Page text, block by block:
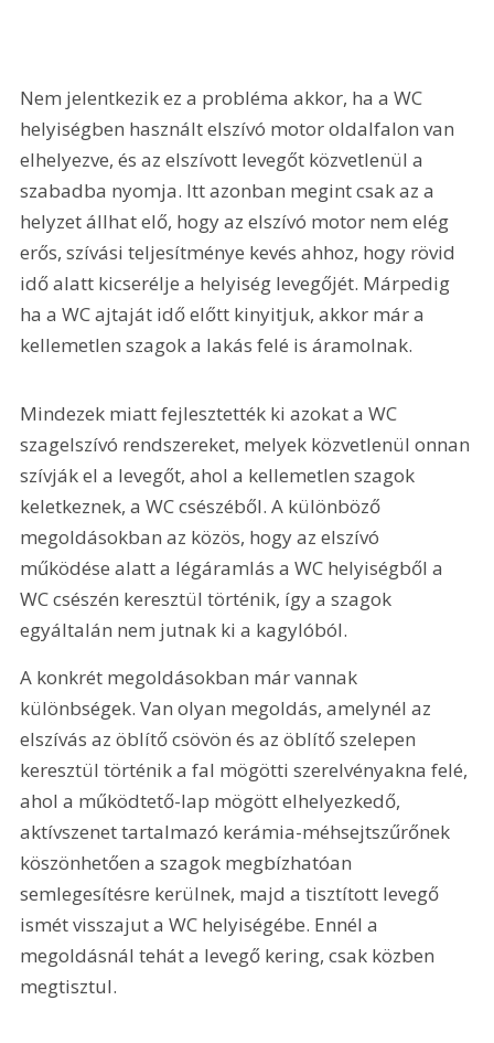
Nem jelentkezik ez a probléma akkor, ha a WC
helyiségben használt elszívó motor oldalfalon van
elhelyezve, és az elszívott levegőt közvetlenül a
szabadba nyomja. Itt azonban megint csak az a
helyzet állhat elő, hogy az elszívó motor nem elég
erős, szívási teljesítménye kevés ahhoz, hogy rövid
idő alatt kicserélje a helyiség levegőjét. Márpedig
ha a WC ajtaját idő előtt kinyitjuk, akkor már a
kellemetlen szagok a lakás felé is áramolnak.
Mindezek miatt fejlesztették ki azokat a WC
szagelszívó rendszereket, melyek közvetlenül onnan
szívják el a levegőt, ahol a kellemetlen szagok
keletkeznek, a WC csészéből. A különböző
megoldásokban az közös, hogy az elszívó
működése alatt a légáramlás a WC helyiségből a
WC csészén keresztül történik, így a szagok
egyáltalán nem jutnak ki a kagylóból.
A konkrét megoldásokban már vannak
különbségek. Van olyan megoldás, amelynél az
elszívás az öblítő csövön és az öblítő szelepen
keresztül történik a fal mögötti szerelvényakna felé,
ahol a működtető-lap mögött elhelyezkedő,
aktívszenet tartalmazó kerámia-méhsejtszűrőnek
köszönhetően a szagok megbízhatóan
semlegesítésre kerülnek, majd a tisztított levegő
ismét visszajut a WC helyiségébe. Ennél a
megoldásnál tehát a levegő kering, csak közben
megtisztul.